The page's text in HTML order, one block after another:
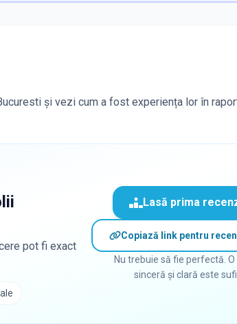
și vezi cum a fost experiența lor în
pot fi exact
Lasă prima
Copiază link pentru
Nu trebuie să fie perfectă.
sinceră și clară este